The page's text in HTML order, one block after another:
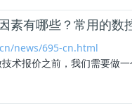
素有哪些？常用的数
news/695-cn.html
技术报价之前，我们需要做